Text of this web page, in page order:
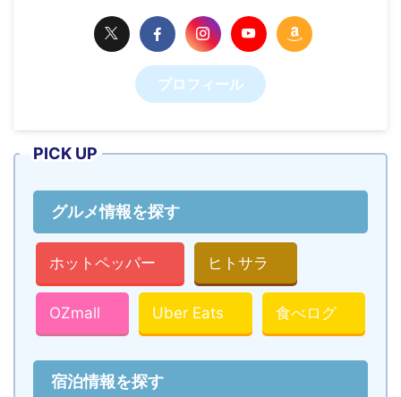
プロフィール
PICK UP
グルメ情報を探す
ホットペッパー ヒトサラ
OZmall Uber Eats 食べログ
宿泊情報を探す